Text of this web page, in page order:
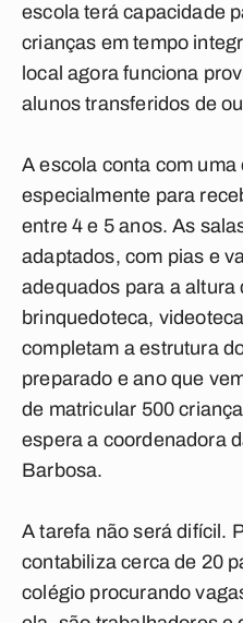
escola terá capacidade
crianças em tempo
local agora funciona
alunos transferidos de
A escola conta com
especialmente para
entre 4 e 5 anos. As
adaptados, com pias e
adequados para a
brinquedoteca,
completam a estrutura
preparado e ano que
de matricular 500
espera a coordenadora
Barbosa.
A tarefa não será difícil.
contabiliza cerca de 20
colégio procurando